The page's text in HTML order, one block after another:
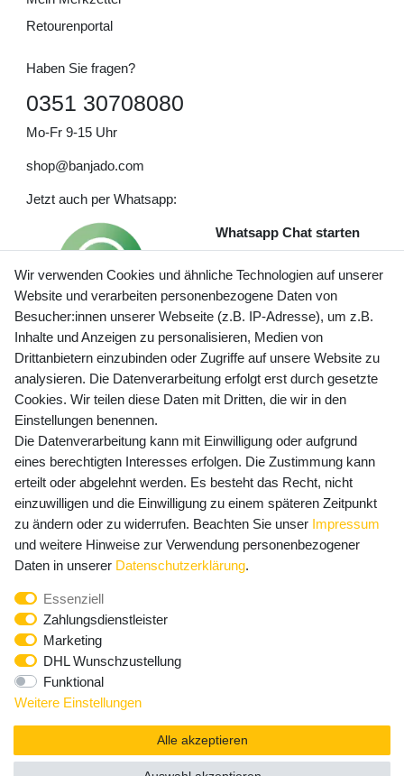
Retourenportal
Haben Sie fragen?
0351 30708080
Mo-Fr 9-15 Uhr
shop@banjado.com
Jetzt auch per Whatsapp:
Whatsapp Chat starten
Preisangaben inkl. gesetzl. MwSt. und zzgl. Service- und
Versandkosten
Newsletter Anmeldung - Keine Angebote
mehr verpassen!
E-MAIL **
Newsletter
Honig
Hiermit bestätige ich, dass ich dieDaten­schutz­erklärung
widerrufen.**
Abonnieren
** Hierbei handelt es sich um ein Pflichtfeld.
Wir verwenden Cookies und ähnliche Technologien auf unserer
Website und verarbeiten personenbezogene Daten von
Besucher:innen unserer Webseite (z.B. IP-Adresse), um z.B.
Inhalte und Anzeigen zu personalisieren, Medien von
Drittanbietern einzubinden oder Zugriffe auf unsere Website zu
analysieren. Die Datenverarbeitung erfolgt erst durch gesetzte
Cookies. Wir teilen diese Daten mit Dritten, die wir in den
Einstellungen benennen.
Die Datenverarbeitung kann mit Einwilligung oder aufgrund
eines berechtigten Interesses erfolgen. Die Zustimmung kann
erteilt oder abgelehnt werden. Es besteht das Recht, nicht
einzuwilligen und die Einwilligung zu einem späteren Zeitpunkt
zu ändern oder zu widerrufen. Beachten Sie unser Impressum
und weitere Hinweise zur Verwendung personenbezogener
Daten in unserer Daten­schutz­erklärung.
Essenziell
Zahlungsdienstleister
Marketing
DHL Wunschzustellung
Funktional
Weitere Einstellungen
Alle akzeptieren